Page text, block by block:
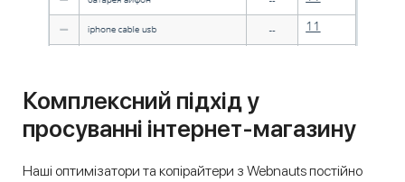
Комплексний підхід у
просуванні інтернет-магазину
Наші оптимізатори та копірайтери з Webnauts постійно